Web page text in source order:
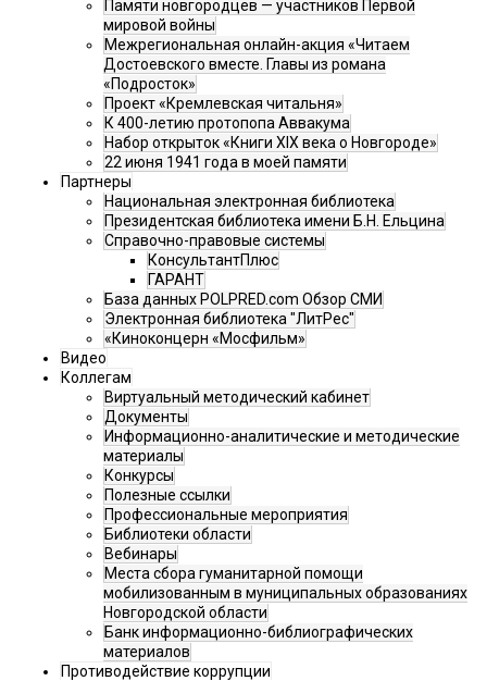
Памяти новгородцев — участников Первой
мировой войны
Межрегиональная онлайн-акция «Читаем
Достоевского вместе. Главы из романа
«Подросток»
Проект «Кремлевская читальня»
К 400-летию протопопа Аввакума
Набор открыток «Книги XIX века о Новгороде»
22 июня 1941 года в моей памяти
Партнеры
Национальная электронная библиотека
Президентская библиотека имени Б.Н. Ельцина
Справочно-правовые системы
КонсультантПлюс
ГАРАНТ
База данных POLPRED.com Обзор СМИ
Электронная библиотека "ЛитРес"
«Киноконцерн «Мосфильм»
Видео
Коллегам
Виртуальный методический кабинет
Документы
Информационно-аналитические и методические
материалы
Конкурсы
Полезные ссылки
Профессиональные мероприятия
Библиотеки области
Вебинары
Места сбора гуманитарной помощи
мобилизованным в муниципальных образованиях
Новгородской области
Банк информационно-библиографических
материалов
Противодействие коррупции